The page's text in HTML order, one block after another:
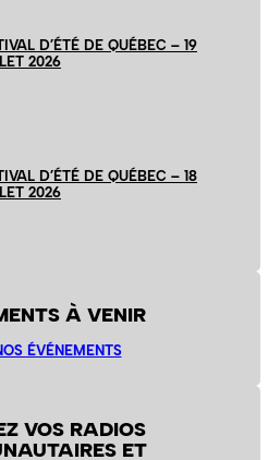
D’ÉTÉ DE QUÉBEC – 19
2026
D’ÉTÉ DE QUÉBEC – 18
2026
À VENIR
ÉVÉNEMENTS
VOS RADIOS
ET